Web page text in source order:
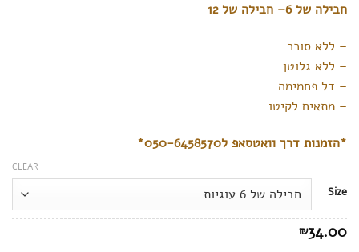
חבילה של 6– חבילה של 12
– ללא סוכר
– ללא גלוטן
– דל פחמימה
– מתאים לקיטו
*הזמנות דרך וואטסאפ ל050-6458570*
Size
CLEAR
₪34.00